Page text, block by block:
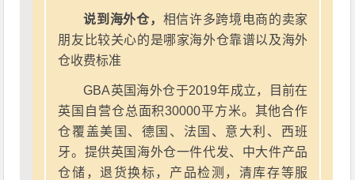
说到海外仓， 相信许多跨境电商的卖家
朋友比较关心的是哪家海外仓靠谱以及海外
仓收费标准
GBA英国海外仓于2019年成立，目前在
英国自营仓总面积30000平方米。其他合作
仓覆盖美国、德国、法国、意大利、西班
牙。提供英国海外仓一件代发、中大件产品
仓储，退货换标，产品检测，清库存等服